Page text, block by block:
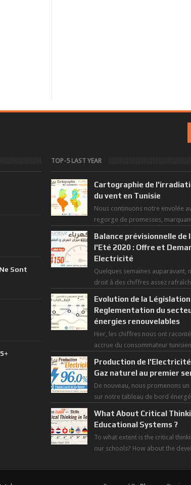
Sont
TOP-5 LAST YEAR
Cartographie de
du vent en Tunisie
Nous continuons notre envolée
regorge de promesses,
Balance prévisionnelle de
l'Eté 2020 : Offre et
Electricité
Quelques semaines auparavant,
droit à des chiffres assez
Evolution de la Législation
Reglementation du
énergies renouvelables
Hier, les chiffres nous ont
accrue du consommateur
Production de
Gaz naturel au premier
De nouveau, nous promenons
sur notre tableau de bord
What About Critical
Educational Systems ?
To what extent is the critical
our schools? How about the